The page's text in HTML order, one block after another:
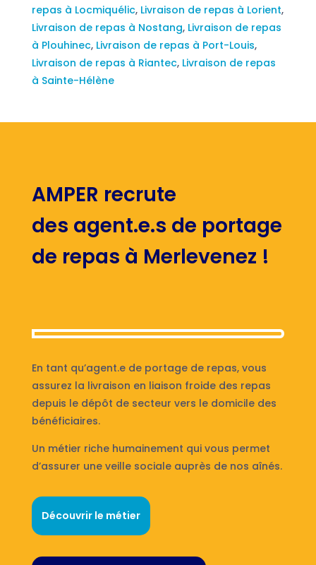
repas à Locmiquélic, Livraison de repas à Lorient,
Livraison de repas à Nostang, Livraison de repas
à Plouhinec, Livraison de repas à Port-Louis,
Livraison de repas à Riantec, Livraison de repas
à Sainte-Hélène
AMPER recrute
des agent.e.s de portage
de repas à Merlevenez !
En tant qu’agent.e de portage de repas, vous
assurez la livraison en liaison froide des repas
depuis le dépôt de secteur vers le domicile des
bénéficiaires.
Un métier riche humainement qui vous permet
d’assurer une veille sociale auprès de nos aînés.
Découvrir le métier